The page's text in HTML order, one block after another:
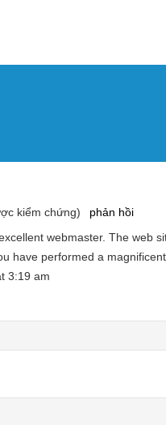
kiểm chứng)
phản hồi
webmaster. The web
have performed a
3:19 am